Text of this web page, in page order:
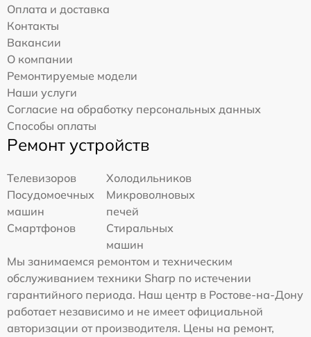
Оплата и доставка
Контакты
Вакансии
О компании
Ремонтируемые модели
Наши услуги
Согласие на обработку персональных данных
Способы оплаты
Ремонт устройств
Телевизоров
Холодильников
Посудомоечных
машин
Микроволновых
печей
Смартфонов
Стиральных
машин
Мы занимаемся ремонтом и техническим
обслуживанием техники Sharp по истечении
гарантийного периода. Наш центр в Ростове-на-Дону
работает независимо и не имеет официальной
авторизации от производителя. Цены на ремонт,